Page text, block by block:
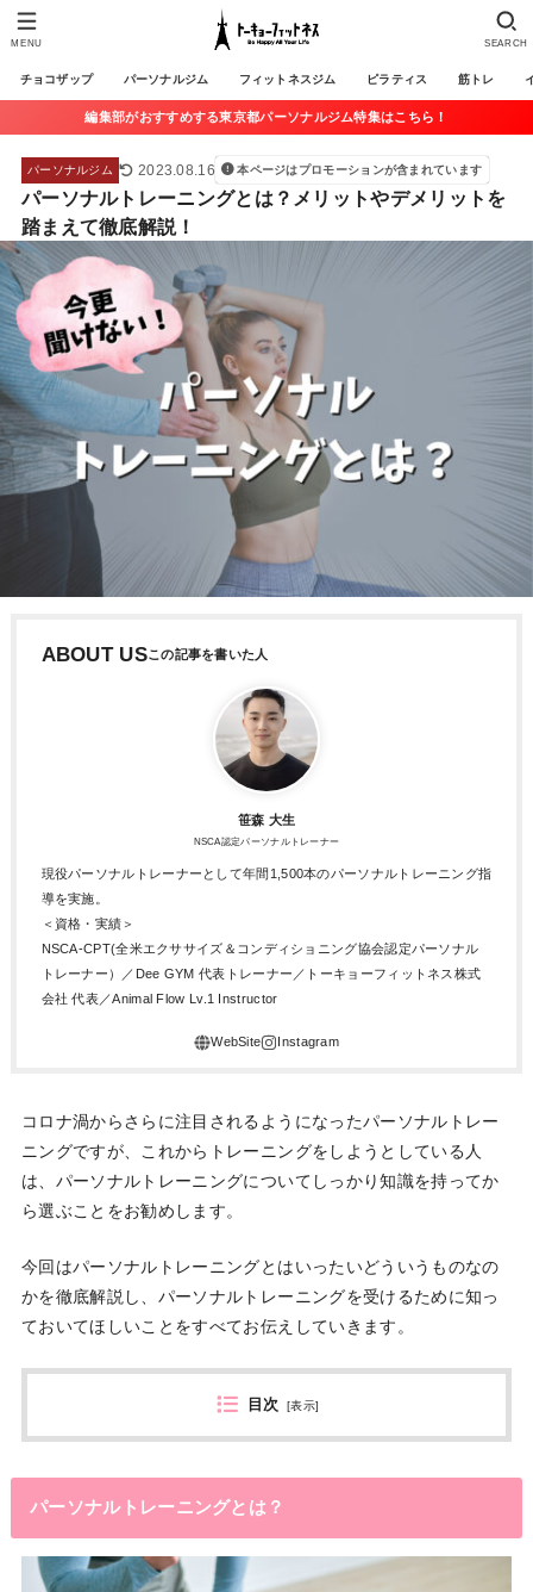
チョコザップ パーソナルジム フィットネスジム ピラティス 筋トレ
SEARCH
MENU
編集部がおすすめする東京都パーソナルジム特集はこちら！
パーソナルジム 2023.08.16 本ページはプロモーションが含まれています
パーソナルトレーニングとは？メリットやデメリットを
踏まえて徹底解説！
ABOUT US
笹森 大生
NSCA認定パーソナルトレーナー
現役パーソナルトレーナーとして年間1,500本のパーソナルトレーニング指
導を実施。
＜資格・実績＞
NSCA-CPT(全米エクササイズ＆コンディショニング協会認定パーソナル
トレーナー）／Dee GYM 代表トレーナー／トーキョーフィットネス株式
会社 代表／Animal Flow Lv.1 Instructor
コロナ渦からさらに注目されるようになったパーソナルトレー
ニングですが、これからトレーニングをしようとしている人
は、パーソナルトレーニングについてしっかり知識を持ってか
ら選ぶことをお勧めします。
今回はパーソナルトレーニングとはいったいどういうものなの
かを徹底解説し、パーソナルトレーニングを受けるために知っ
ておいてほしいことをすべてお伝えしていきます。
目次 [表示]
パーソナルトレーニングとは？